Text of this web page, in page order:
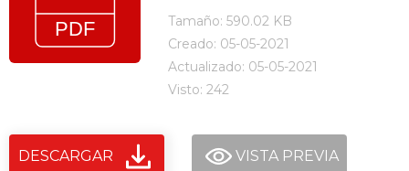
Tamaño: 590.02 KB
Creado: 05-05-2021
Actualizado: 05-05-2021
Visto: 242
DESCARGAR VISTA PREVIA